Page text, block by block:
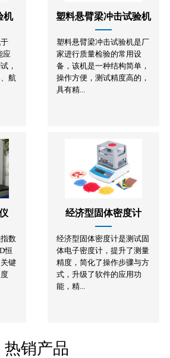
机
应
，
航
塑料悬臂梁冲击试验机
塑料悬臂梁冲击试验机是厂
家进行质量检验的常用设
备，该机是一种结构简单，
操作方便，测试精度高的，
具有精...
数
恒
键
经济型固体密度计
经济型固体密度计是测试固
体电子密度计，提升了测量
精度，简化了操作步骤与方
式，升级了软件的应用功
能，精...
热销产品